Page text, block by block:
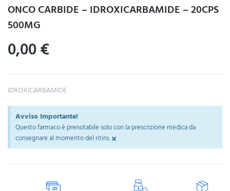
ONCO CARBIDE – IDROXICARBAMIDE – 20CPS
500MG
0,00€
IDROXICARBAMIDE
Avviso Importante!
Questo farmaco è prenotabile solo con la prescrizione medica da
consegnare al momento del ritiro.×